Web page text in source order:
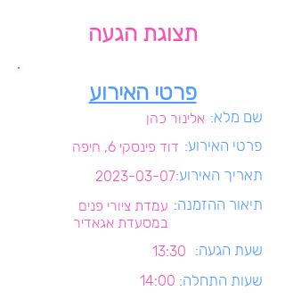
תצוגת הגעה
פרטי האירוע
אלינור כהן שם מלא:
דוד פינסקי 6, חיפה פרטי האירוע:
2023-03-07תאריך האירוע:
עמדת ציורי פנים
במסעדת אגאדיר
תיאור ההזמנה:
13:30 שעת הגעה:
14:00 שעות התחלה: